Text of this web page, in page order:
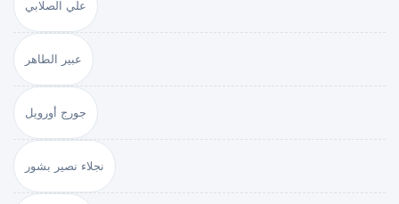
علي الصلابي
عبير الطاهر
جورج أورويل
نجلاء نصير بشور